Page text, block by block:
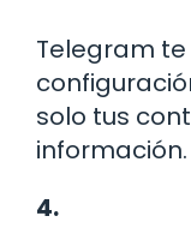
Telegram
solo tus
información.
4.